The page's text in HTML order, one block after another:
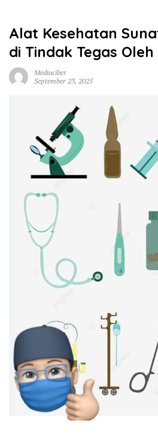
Alat Kesehatan
di Tindak Tegas
Mediaciber
September 23, 2025